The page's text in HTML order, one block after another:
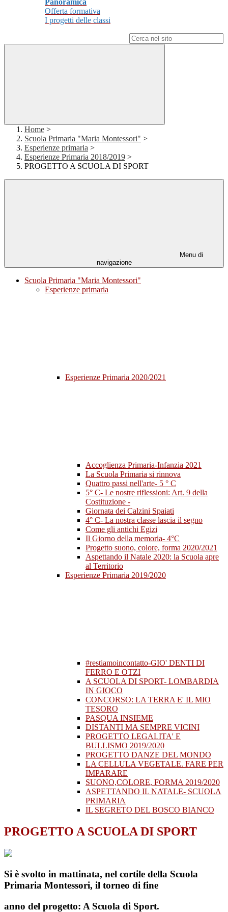
Panoramica
Offerta formativa
I progetti delle classi
Home >
Scuola Primaria "Maria Montessori" >
Esperienze primaria >
Esperienze Primaria 2018/2019 >
PROGETTO A SCUOLA DI SPORT
Menu di
navigazione
Scuola Primaria "Maria Montessori"
Esperienze primaria
Esperienze Primaria 2020/2021
Accoglienza Primaria-Infanzia 2021
La Scuola Primaria si rinnova
Quattro passi nell'arte- 5 ° C
5° C- Le nostre riflessioni: Art. 9 della
Costituzione -
Giornata dei Calzini Spaiati
4° C- La nostra classe lascia il segno
Come gli antichi Egizi
Il Giorno della memoria- 4°C
Progetto suono, colore, forma 2020/2021
Aspettando il Natale 2020: la Scuola apre
al Territorio
Esperienze Primaria 2019/2020
#restiamoincontatto-GIO' DENTI DI
FERRO E OTZI
A SCUOLA DI SPORT- LOMBARDIA
IN GIOCO
CONCORSO: LA TERRA E' IL MIO
TESORO
PASQUA INSIEME
DISTANTI MA SEMPRE VICINI
PROGETTO LEGALITA' E
BULLISMO 2019/2020
PROGETTO DANZE DEL MONDO
LA CELLULA VEGETALE. FARE PER
IMPARARE
SUONO,COLORE, FORMA 2019/2020
ASPETTANDO IL NATALE- SCUOLA
PRIMARIA
IL SEGRETO DEL BOSCO BIANCO
PROGETTO A SCUOLA DI SPORT
Si è svolto in mattinata, nel cortile della Scuola
Primaria Montessori, il torneo di fine
anno del progetto: A Scuola di Sport.